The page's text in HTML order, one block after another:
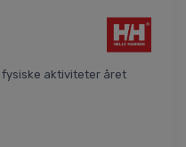
fysiske aktiviteter året